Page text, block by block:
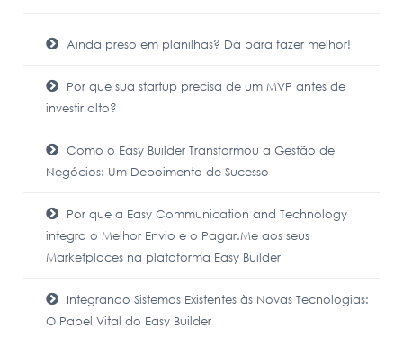
Ainda preso em planilhas? Dá para fazer melhor!
Por que sua startup precisa de um MVP antes de
investir alto?
Como o Easy Builder Transformou a Gestão de
Negócios: Um Depoimento de Sucesso
Por que a Easy Communication and Technology
integra o Melhor Envio e o Pagar.Me aos seus
Marketplaces na plataforma Easy Builder
Integrando Sistemas Existentes às Novas Tecnologias:
O Papel Vital do Easy Builder